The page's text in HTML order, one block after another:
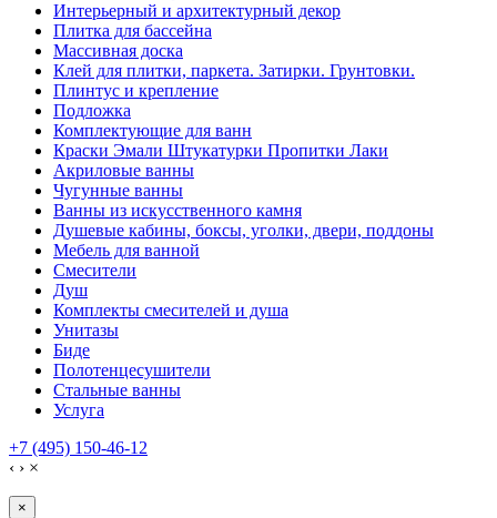
Интерьерный и архитектурный декор
Плитка для бассейна
Массивная доска
Клей для плитки, паркета. Затирки. Грунтовки.
Плинтус и крепление
Подложка
Комплектующие для ванн
Краски Эмали Штукатурки Пропитки Лаки
Акриловые ванны
Чугунные ванны
Ванны из искусственного камня
Душевые кабины, боксы, уголки, двери, поддоны
Мебель для ванной
Смесители
Душ
Комплекты смесителей и душа
Унитазы
Биде
Полотенцесушители
Стальные ванны
Услуга
+7 (495) 150-46-12
‹ › ×
×